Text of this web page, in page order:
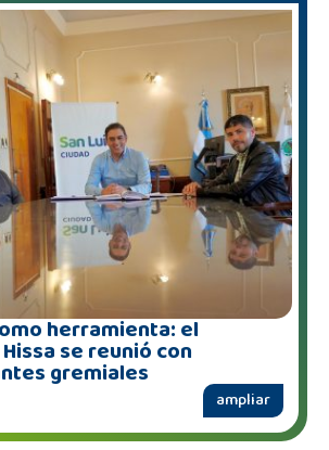
herramienta: el
se reunió con
gremiales
ampliar